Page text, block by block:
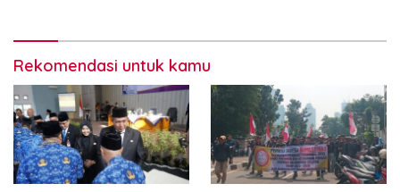
Rekomendasi untuk kamu